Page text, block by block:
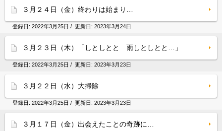
３月２４日（金）終わりは始まり…
登録日: 2022年3月25日 / 更新日: 2023年3月24日
３月２３日（木）「しとしとと 雨しとしとと…」
登録日: 2022年3月25日 / 更新日: 2023年3月23日
３月２２日（水）大掃除
登録日: 2022年3月25日 / 更新日: 2023年3月23日
３月１７日（金）出会えたことの奇跡に…